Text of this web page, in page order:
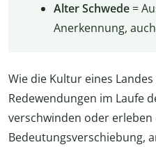
Alter Schwede =
Anerkennung,
Wie die Kultur eines
Redewendungen im Laufe
verschwinden oder erleben
Bedeutungsverschiebung,